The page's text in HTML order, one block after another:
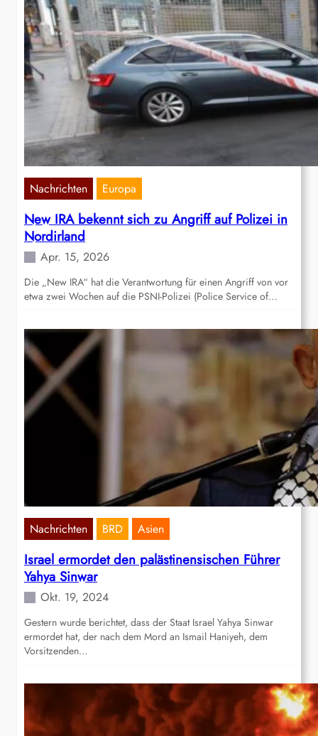
Nachrichten Europa
New IRA bekennt sich zu Angriff auf Polizei in
Nordirland
Apr. 15, 2026
Die „New IRA“ hat die Verantwortung für einen Angriff von vor
etwa zwei Wochen auf die PSNI-Polizei (Police Service of…
Nachrichten BRD Asien
Israel ermordet den palästinensischen Führer
Yahya Sinwar
Okt. 19, 2024
Gestern wurde berichtet, dass der Staat Israel Yahya Sinwar
ermordet hat, der nach dem Mord an Ismail Haniyeh, dem
Vorsitzenden…